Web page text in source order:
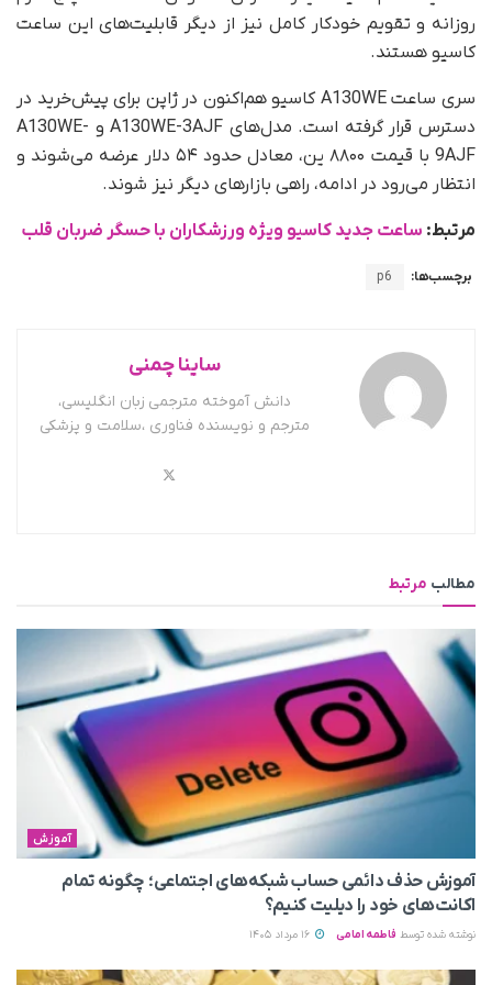
روزانه و تقویم خودکار کامل نیز از دیگر قابلیت‌های این ساعت
کاسیو هستند.
سری ساعت A130WE کاسیو هم‌اکنون در ژاپن برای پیش‌خرید در
دسترس قرار گرفته است. مدل‌های A130WE-3AJF و A130WE-
9AJF با قیمت ۸۸۰۰ ین، معادل حدود ۵۴ دلار عرضه می‌شوند و
انتظار می‌رود در ادامه، راهی بازارهای دیگر نیز شوند.
مرتبط: ساعت جدید کاسیو ویژه ورزشکاران با حسگر ضربان قلب
برچسب‌ها: p6
ساینا چمنی
دانش آموخته مترجمی زبان انگلیسی،
مترجم و نویسنده فناوری ،سلامت و پزشکی
مطالب مرتبط
آموزش
آموزش حذف دائمی حساب شبکه‌های اجتماعی؛ چگونه تمام
اکانت‌های خود را دیلیت کنیم؟
نوشته شده توسط فاطمه امامی